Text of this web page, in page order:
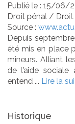
Publié le : 15/06/
Droit pénal /
Source :
Depuis
été mis en place
mineurs. Alliant
de l’aide sociale
entend ... Lire la
Historique